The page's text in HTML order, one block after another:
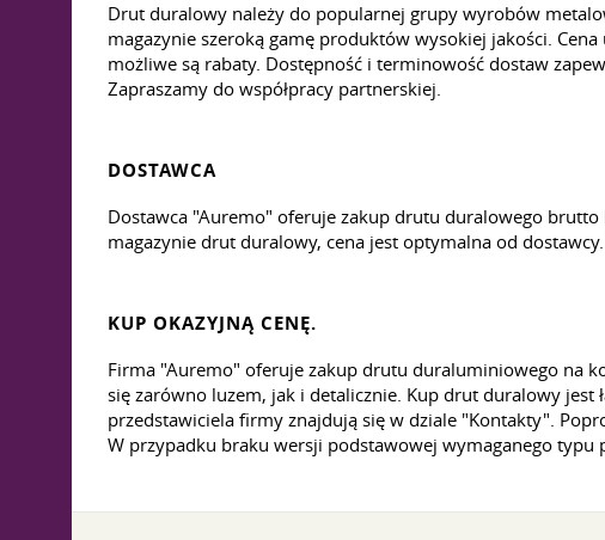
Drut duralowy należy do popularnej grupy wyrobów
magazynie szeroką gamę produktów wysokiej jakości.
możliwe są rabaty. Dostępność i terminowość dostaw
Zapraszamy do współpracy partnerskiej.
DOSTAWCA
Dostawca "Auremo" oferuje zakup drutu duralowego
magazynie drut duralowy, cena jest optymalna od
KUP OKAZYJNĄ CENĘ.
Firma "Auremo" oferuje zakup drutu duraluminiowego na
się zarówno luzem, jak i detalicznie. Kup drut duralowy
przedstawiciela firmy znajdują się w dziale "Kontakty".
W przypadku braku wersji podstawowej wymaganego